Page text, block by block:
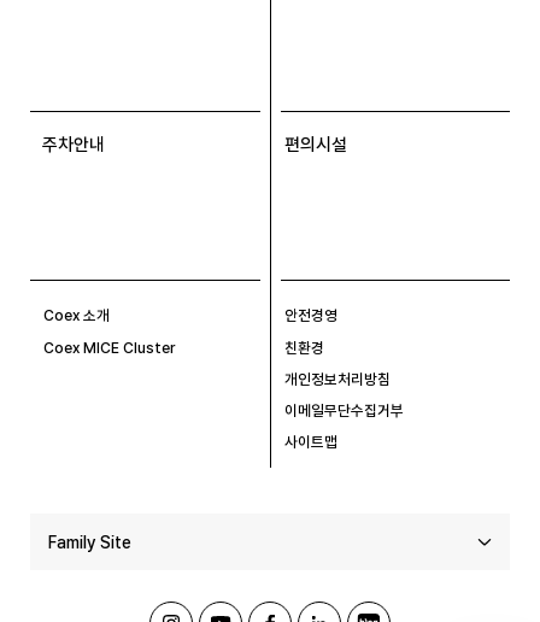
주차안내 편의시설
Coex 소개
Coex MICE Cluster
안전경영
친환경
개인정보처리방침
이메일무단수집거부
사이트맵
Family Site